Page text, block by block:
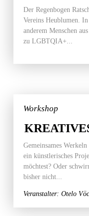
Der Regenbogen
Vereins Heublumen.
anderem Menschen
zu LGBTQIA+...
Workshop
Gemeinsames
ein künstlerisches
möchtest? Oder
bisher nicht...
Veranstalter: Otelo